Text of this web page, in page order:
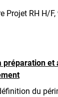
Projet RH H/
préparation et
du